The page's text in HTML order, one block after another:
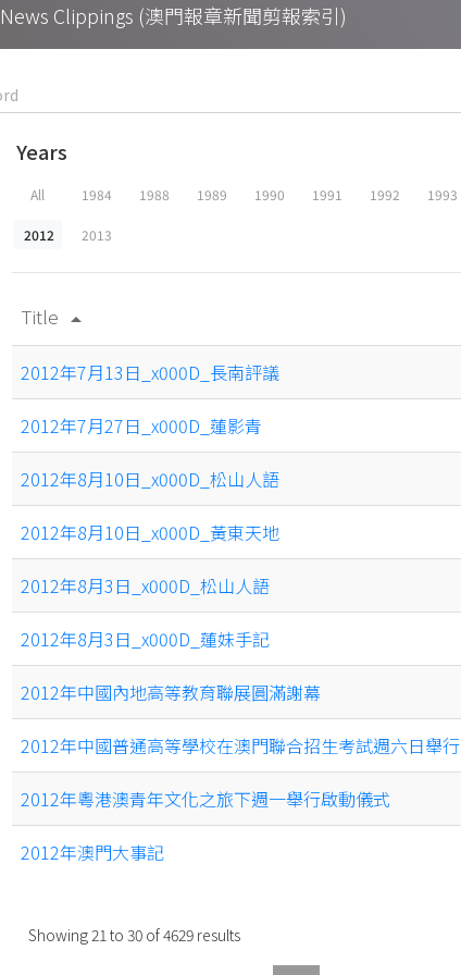
Clippings (澳門報章新聞剪報索引)
Years
All 1984 1988 1989 1990 1991 1992 1993
2012 2013
Title arrow_drop_up
2012年7月13日_x000D_長南評議
2012年7月27日_x000D_蓮影青
2012年8月10日_x000D_松山人語
2012年8月10日_x000D_黃東天地
2012年8月3日_x000D_松山人語
2012年8月3日_x000D_蓮妹手記
2012年中國內地高等教育聯展圓滿謝幕
2012年中國普通高等學校在澳門聯合招生考試週六日舉行
2012年粵港澳青年文化之旅下週一舉行啟動儀式
2012年澳門大事記
Showing21to30 of4629 results